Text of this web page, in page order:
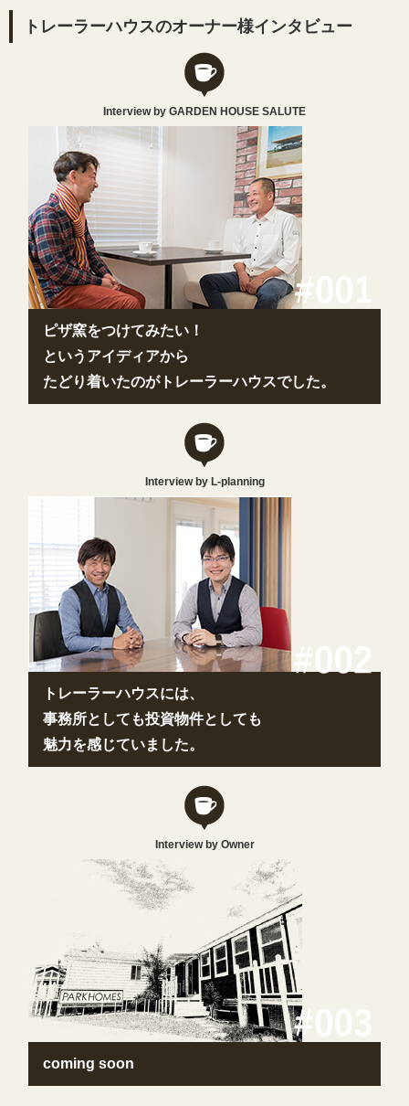
トレーラーハウスのオーナー様インタビュー
Interview by GARDEN HOUSE SALUTE
ピザ窯をつけてみたい！
というアイディアから
たどり着いたのがトレーラーハウスでした。
Interview by L-planning
トレーラーハウスには、
事務所としても投資物件としても
魅力を感じていました。
Interview by Owner
coming soon